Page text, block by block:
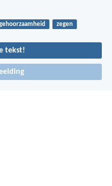
zegen
tekst!